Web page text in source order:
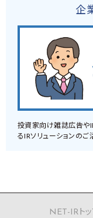
企
投資家向け雑誌広告や
るIRソリューションのご
NET-IRト